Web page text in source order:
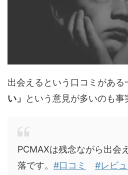
出会えるという口コミがある
い」
という意見が多いのも事
PCMAXは残念ながら出会
落です。 #口コミ #レビ